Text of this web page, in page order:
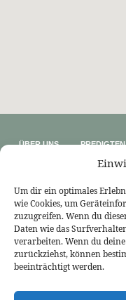
Um dir ein optimales
wie Cookies, um
zuzugreifen. Wenn du
Daten wie das
verarbeiten. Wenn du
zurückziehst, können
beeinträchtigt werden.
ÜBER UNS
Impressum
PREDIGTEN
Predigtreihen
Bekennende Evangelisch-
Bekennende Evangelisch-
Bekennende Evangelisch-
Akademie für Reformatorische
Bekennende Kirche